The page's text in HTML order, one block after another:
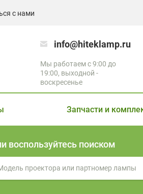
с нами
info@hiteklamp.ru
Мы работаем с 9:00 до
19:00, выходной -
воскресенье
Запчасти и
воспользуйтесь поиском